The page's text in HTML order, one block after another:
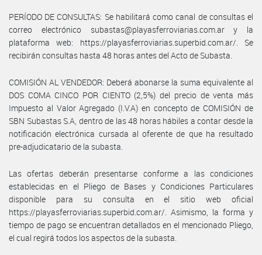
PERÍODO DE CONSULTAS: Se habilitará como canal de consultas el
correo electrónico subastas@playasferroviarias.com.ar y la
plataforma web: https://playasferroviarias.superbid.com.ar/. Se
recibirán consultas hasta 48 horas antes del Acto de Subasta.
COMISIÓN AL VENDEDOR: Deberá abonarse la suma equivalente al
DOS COMA CINCO POR CIENTO (2,5%) del precio de venta más
Impuesto al Valor Agregado (I.V.A) en concepto de COMISIÓN de
SBN Subastas S.A, dentro de las 48 horas hábiles a contar desde la
notificación electrónica cursada al oferente de que ha resultado
pre-adjudicatario de la subasta.
Las ofertas deberán presentarse conforme a las condiciones
establecidas en el Pliego de Bases y Condiciones Particulares
disponible para su consulta en el sitio web oficial
https://playasferroviarias.superbid.com.ar/. Asimismo, la forma y
tiempo de pago se encuentran detallados en el mencionado Pliego,
el cual regirá todos los aspectos de la subasta.